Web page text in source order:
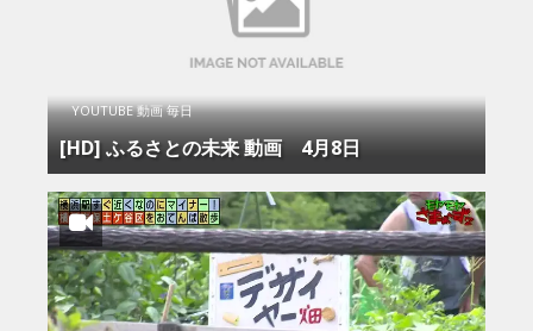
YOUTUBE 動画 毎日
[HD] ふるさとの未来 動画 4月8日